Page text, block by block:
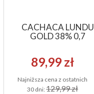
CACHACA LUNDU
GOLD 38% 0,7
89,99 zł
Najniższa cena z ostatnich
30 dni:129,99 zł